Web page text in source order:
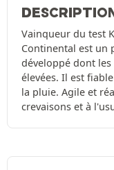
Vainqueur du test
Continental est un
développé dont
élevées. Il est
la pluie. Agile et
crevaisons et à